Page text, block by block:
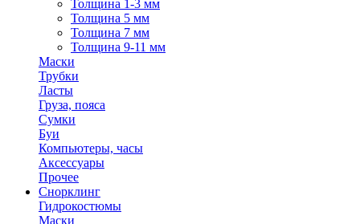
Толщина 1-3 мм
Толщина 5 мм
Толщина 7 мм
Толщина 9-11 мм
Маски
Трубки
Ласты
Груза, пояса
Сумки
Буи
Компьютеры, часы
Аксессуары
Прочее
Снорклинг
Гидрокостюмы
Маски